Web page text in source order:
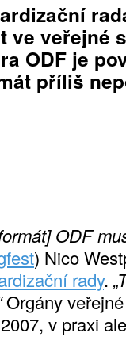
ve veřejné
ODF je
příliš
ODF
) Nico
rady.
Orgány
v praxi